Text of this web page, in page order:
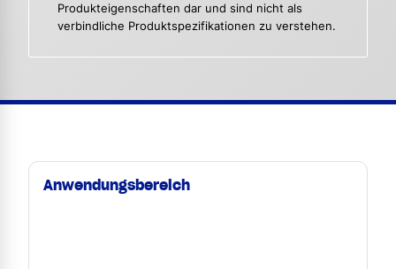
Produkteigenschaften dar und sind nicht als
verbindliche Produktspezifikationen zu verstehen.
Anwendungsbereich